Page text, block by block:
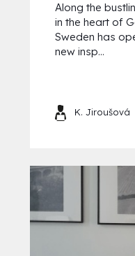
Along the
in the heart of
Sweden has
new insp...
K. Jiroušová